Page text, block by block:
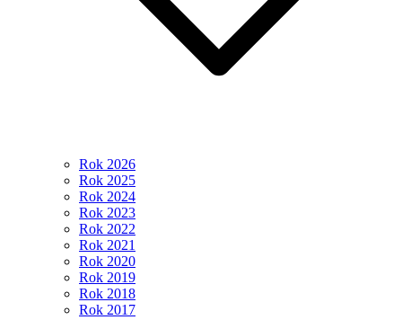
Rok 2026
Rok 2025
Rok 2024
Rok 2023
Rok 2022
Rok 2021
Rok 2020
Rok 2019
Rok 2018
Rok 2017